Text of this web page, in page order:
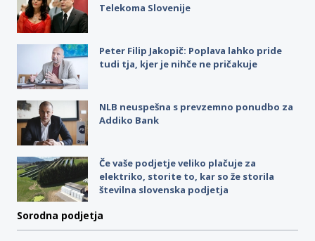
Telekoma Slovenije
Peter Filip Jakopič: Poplava lahko pride
tudi tja, kjer je nihče ne pričakuje
NLB neuspešna s prevzemno ponudbo za
Addiko Bank
Če vaše podjetje veliko plačuje za
elektriko, storite to, kar so že storila
številna slovenska podjetja
Sorodna podjetja